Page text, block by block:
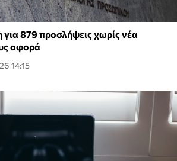
879 προσλήψεις χωρίς νέα
αφορά
14:15